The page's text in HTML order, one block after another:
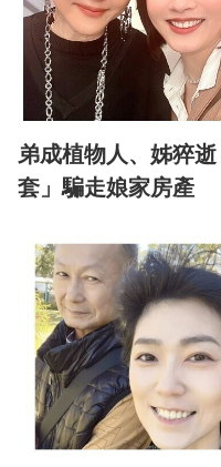
弟成植物人、姊猝
套」騙走娘家房產